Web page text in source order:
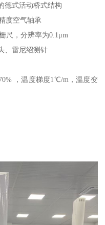
德式活动桥式结构
度空气轴承
尺，分辨率为0.1μm
、雷尼绍测针
，温度梯度1℃/m，温度变